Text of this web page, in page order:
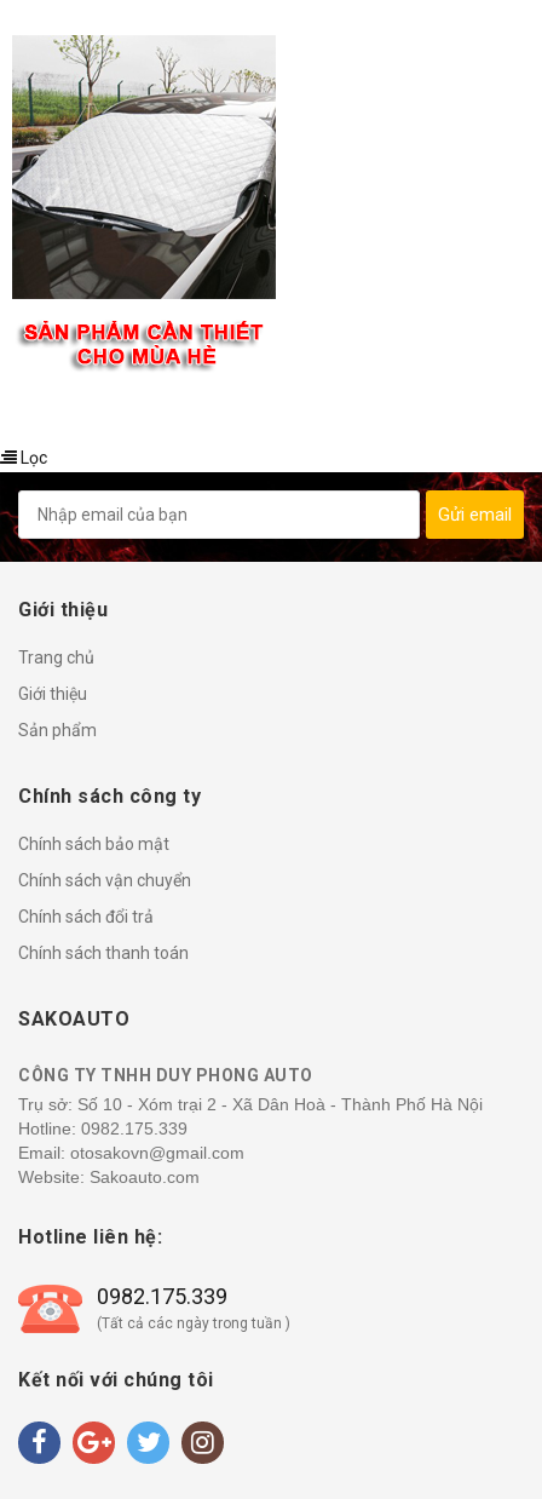
Lọc
Gửi email
Giới thiệu
Trang chủ
Giới thiệu
Sản phẩm
Chính sách công ty
Chính sách bảo mật
Chính sách vận chuyển
Chính sách đổi trả
Chính sách thanh toán
SAKOAUTO
CÔNG TY TNHH DUY PHONG AUTO
Trụ sở: Số 10 - Xóm trại 2 - Xã Dân Hoà - Thành Phố Hà Nội
Hotline: 0982.175.339
Email: otosakovn@gmail.com
Website: Sakoauto.com
Hotline liên hệ:
0982.175.339
(Tất cả các ngày trong tuần )
Kết nối với chúng tôi